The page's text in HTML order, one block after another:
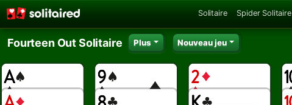
Solitaire Spider Solitaire
Fourteen Out Solitaire Plus Nouveau jeu